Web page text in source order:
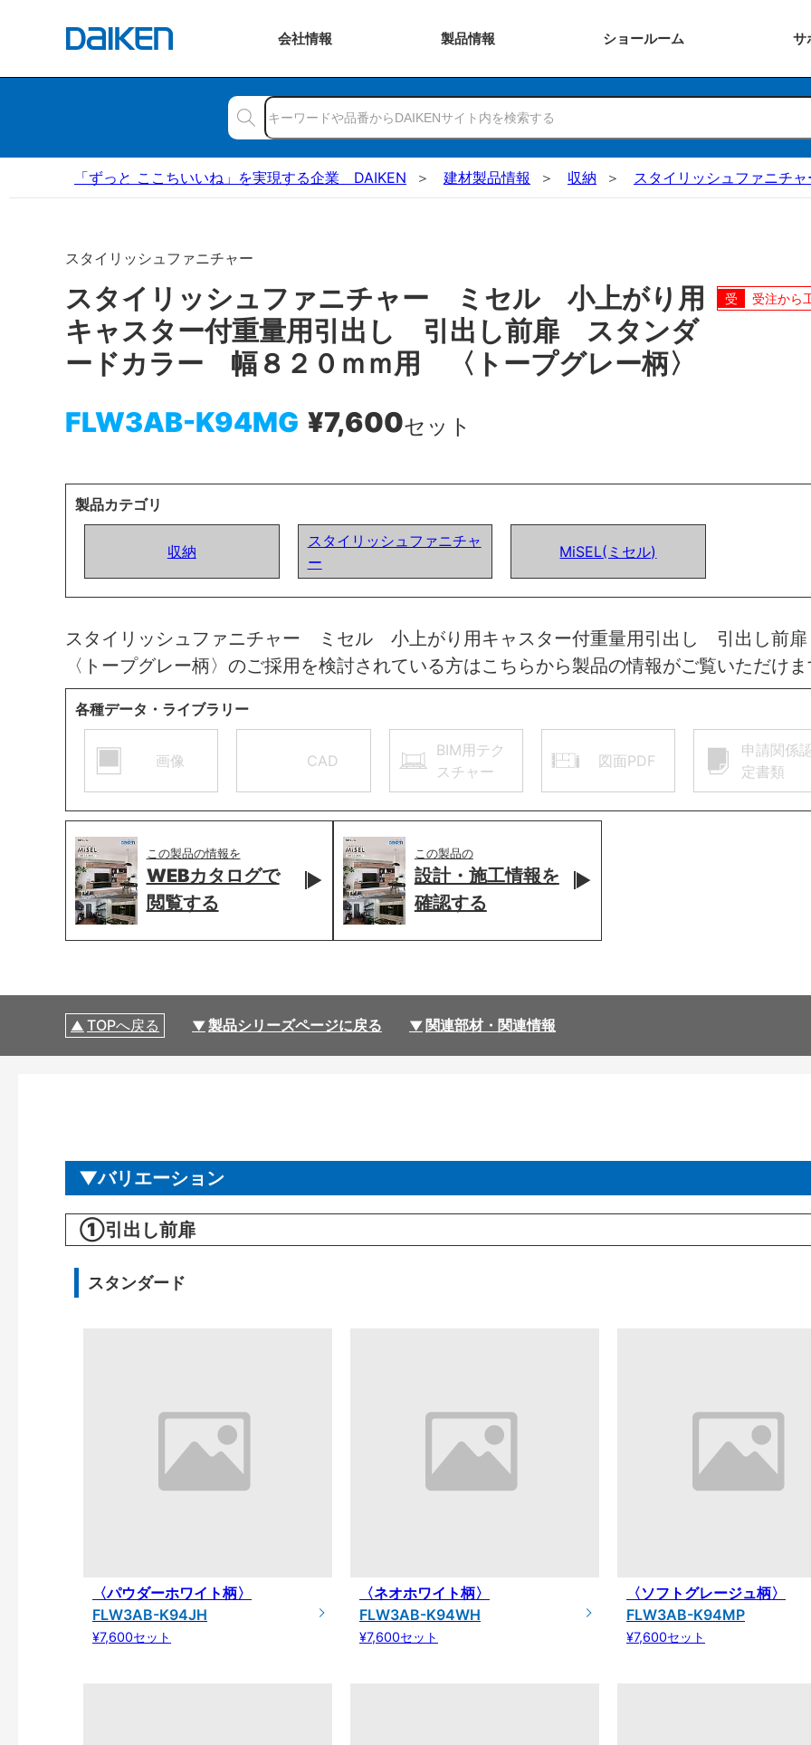
会社情報 製品情報 ショールーム サ
「ずっと ここちいいね」を実現する企業 DAIKEN 建材製品情報 収納 スタイリッシュファニチャ
スタイリッシュファニチャー
スタイリッシュファニチャー ミセル 小上がり用
キャスター付重量用引出し 引出し前扉 スタンダ
ードカラー 幅８２０ｍｍ用 〈トープグレー柄〉
FLW3AB-K94MG ¥7,600セット
受注から
製品カテゴリ
収納
スタイリッシュファニチャ
ー
MiSEL(ミセル)
スタイリッシュファニチャー ミセル 小上がり用キャスター付重量用引出し 引出し
〈トープグレー柄〉のご採用を検討されている方はこちらから製品の情報がご覧いただけま
各種データ・ライブラリー
画像 CAD
BIM用テク
スチャー
図面PDF
申請関係
定書類
この製品の情報を
WEBカタログで
閲覧する
この製品の
設計・施工情報を
確認する
TOPへ戻る 製品シリーズページに戻る 関連部材・関連情報
バリエーション
①引出し前扉
スタンダード
〈パウダーホワイト柄〉
FLW3AB-K94JH
¥7,600セット
〈ネオホワイト柄〉
FLW3AB-K94WH
¥7,600セット
〈ソフトグレージュ柄〉
FLW3AB-K94MP
¥7,600セット